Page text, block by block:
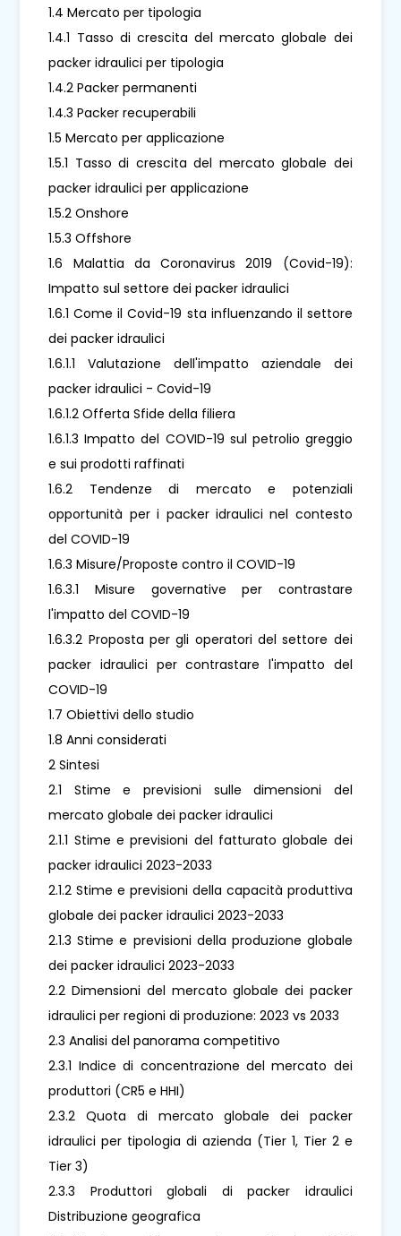
1.4 Mercato per tipologia
1.4.1 Tasso di crescita del mercato globale dei
packer idraulici per tipologia
1.4.2 Packer permanenti
1.4.3 Packer recuperabili
1.5 Mercato per applicazione
1.5.1 Tasso di crescita del mercato globale dei
packer idraulici per applicazione
1.5.2 Onshore
1.5.3 Offshore
1.6 Malattia da Coronavirus 2019 (Covid-19):
Impatto sul settore dei packer idraulici
1.6.1 Come il Covid-19 sta influenzando il settore
dei packer idraulici
1.6.1.1 Valutazione dell'impatto aziendale dei
packer idraulici - Covid-19
1.6.1.2 Offerta Sfide della filiera
1.6.1.3 Impatto del COVID-19 sul petrolio greggio
e sui prodotti raffinati
1.6.2 Tendenze di mercato e potenziali
opportunità per i packer idraulici nel contesto
del COVID-19
1.6.3 Misure/Proposte contro il COVID-19
1.6.3.1 Misure governative per contrastare
l'impatto del COVID-19
1.6.3.2 Proposta per gli operatori del settore dei
packer idraulici per contrastare l'impatto del
COVID-19
1.7 Obiettivi dello studio
1.8 Anni considerati
2 Sintesi
2.1 Stime e previsioni sulle dimensioni del
mercato globale dei packer idraulici
2.1.1 Stime e previsioni del fatturato globale dei
packer idraulici 2023-2033
2.1.2 Stime e previsioni della capacità produttiva
globale dei packer idraulici 2023-2033
2.1.3 Stime e previsioni della produzione globale
dei packer idraulici 2023-2033
2.2 Dimensioni del mercato globale dei packer
idraulici per regioni di produzione: 2023 vs 2033
2.3 Analisi del panorama competitivo
2.3.1 Indice di concentrazione del mercato dei
produttori (CR5 e HHI)
2.3.2 Quota di mercato globale dei packer
idraulici per tipologia di azienda (Tier 1, Tier 2 e
Tier 3)
2.3.3 Produttori globali di packer idraulici
Distribuzione geografica